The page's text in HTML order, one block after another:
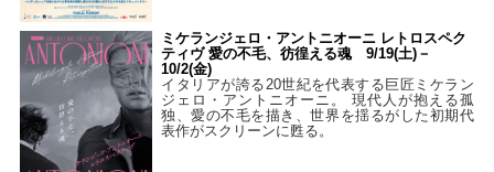
ミケランジェロ・アントニオーニ レトロスペク
ティヴ 愛の不毛、彷徨える魂 9/19(土)－
10/2(金)
イタリアが誇る20世紀を代表する巨匠ミケラン
ジェロ・アントニオーニ。 現代人が抱える孤
独、愛の不毛を描き、世界を揺るがした初期代
表作がスクリーンに甦る。